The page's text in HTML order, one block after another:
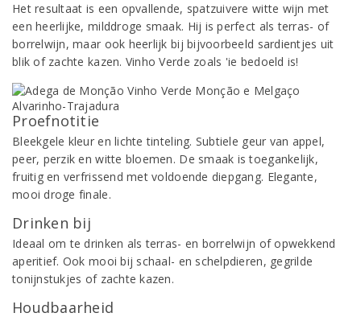
Het resultaat is een opvallende, spatzuivere witte wijn met
een heerlijke, milddroge smaak. Hij is perfect als terras- of
borrelwijn, maar ook heerlijk bij bijvoorbeeld sardientjes uit
blik of zachte kazen. Vinho Verde zoals 'ie bedoeld is!
Proefnotitie
Bleekgele kleur en lichte tinteling. Subtiele geur van appel,
peer, perzik en witte bloemen. De smaak is toegankelijk,
fruitig en verfrissend met voldoende diepgang. Elegante,
mooi droge finale.
Drinken bij
Ideaal om te drinken als terras- en borrelwijn of opwekkend
aperitief. Ook mooi bij schaal- en schelpdieren, gegrilde
tonijnstukjes of zachte kazen.
Houdbaarheid